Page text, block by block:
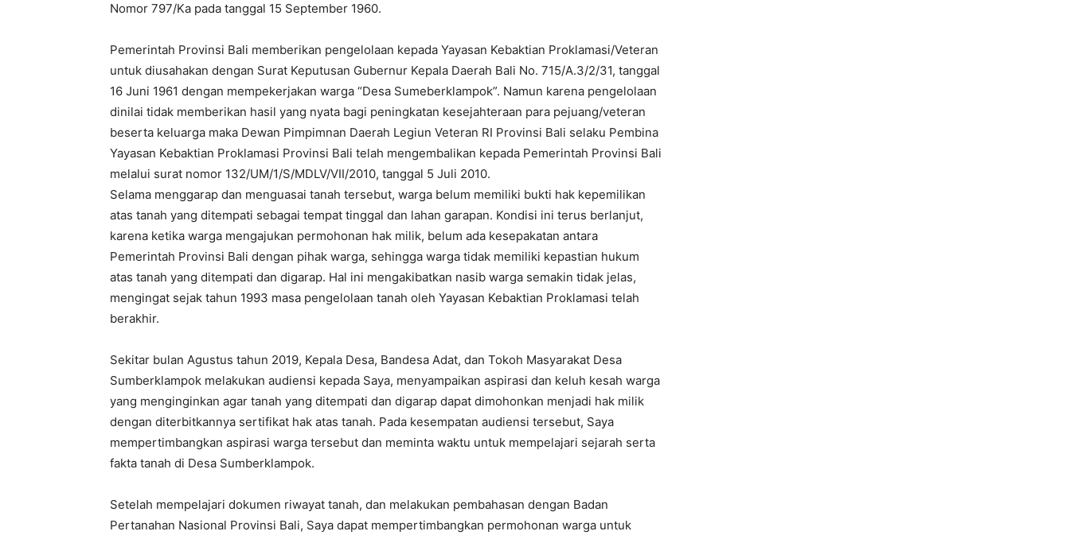
Nomor 797/Ka pada tanggal 15 September 1960.
Pemerintah Provinsi Bali memberikan pengelolaan kepada Yayasan Kebaktian Proklamasi/Veteran
untuk diusahakan dengan Surat Keputusan Gubernur Kepala Daerah Bali No. 715/A.3/2/31, tanggal
16 Juni 1961 dengan mempekerjakan warga “Desa Sumeberklampok”. Namun karena pengelolaan
dinilai tidak memberikan hasil yang nyata bagi peningkatan kesejahteraan para pejuang/veteran
beserta keluarga maka Dewan Pimpimnan Daerah Legiun Veteran RI Provinsi Bali selaku Pembina
Yayasan Kebaktian Proklamasi Provinsi Bali telah mengembalikan kepada Pemerintah Provinsi Bali
melalui surat nomor 132/UM/1/S/MDLV/VII/2010, tanggal 5 Juli 2010.
Selama menggarap dan menguasai tanah tersebut, warga belum memiliki bukti hak kepemilikan
atas tanah yang ditempati sebagai tempat tinggal dan lahan garapan. Kondisi ini terus berlanjut,
karena ketika warga mengajukan permohonan hak milik, belum ada kesepakatan antara
Pemerintah Provinsi Bali dengan pihak warga, sehingga warga tidak memiliki kepastian hukum
atas tanah yang ditempati dan digarap. Hal ini mengakibatkan nasib warga semakin tidak jelas,
mengingat sejak tahun 1993 masa pengelolaan tanah oleh Yayasan Kebaktian Proklamasi telah
berakhir.
Sekitar bulan Agustus tahun 2019, Kepala Desa, Bandesa Adat, dan Tokoh Masyarakat Desa
Sumberklampok melakukan audiensi kepada Saya, menyampaikan aspirasi dan keluh kesah warga
yang menginginkan agar tanah yang ditempati dan digarap dapat dimohonkan menjadi hak milik
dengan diterbitkannya sertifikat hak atas tanah. Pada kesempatan audiensi tersebut, Saya
mempertimbangkan aspirasi warga tersebut dan meminta waktu untuk mempelajari sejarah serta
fakta tanah di Desa Sumberklampok.
Setelah mempelajari dokumen riwayat tanah, dan melakukan pembahasan dengan Badan
Pertanahan Nasional Provinsi Bali, Saya dapat mempertimbangkan permohonan warga untuk